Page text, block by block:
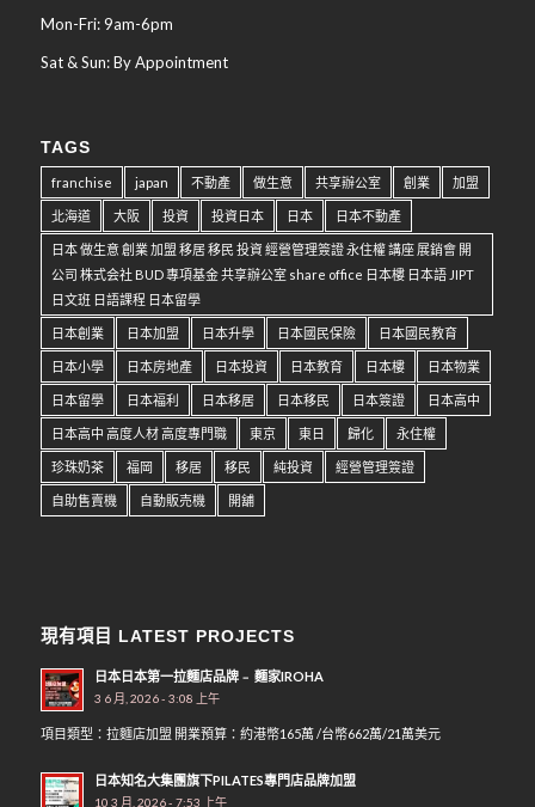
Mon-Fri: 9am-6pm
Sat & Sun: By Appointment
TAGS
franchise japan 不動產 做生意 共享辦公室 創業 加盟
北海道 大阪 投資 投資日本 日本 日本不動產
日本 做生意 創業 加盟 移居 移民 投資 經營管理簽證 永住權 講座 展銷會 開
公司 株式会社 BUD 專項基金 共享辦公室 share office 日本樓 日本語 JIPT
日文班 日語課程 日本留學
日本創業 日本加盟 日本升學 日本國民保險 日本國民教育
日本小學 日本房地產 日本投資 日本教育 日本樓 日本物業
日本留學 日本福利 日本移居 日本移民 日本簽證 日本高中
日本高中 高度人材 高度專門職 東京 東日 歸化 永住權
珍珠奶茶 福岡 移居 移民 純投資 經營管理簽證
自助售賣機 自動販売機 開舖
現有項目 LATEST PROJECTS
日本日本第一拉麵店品牌﹣ 麵家IROHA
3 6 月, 2026 - 3:08 上午
項目類型：拉麵店加盟 開業預算：約港幣165萬 /台幣662萬/21萬美元
日本知名大集團旗下PILATES專門店品牌加盟
10 3 月, 2026 - 7:53 上午